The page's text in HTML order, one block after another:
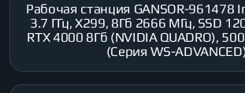
Рабочая станция GANSOR-961478
3.7 ГГц, X299, 8Гб 2666 МГц, SSD
RTX 4000 8Гб (NVIDIA QUADRO),
(Серия WS-